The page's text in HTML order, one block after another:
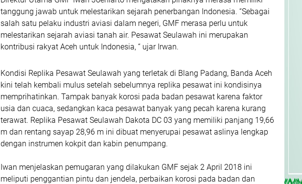
tanggung jawab untuk melestarikan sejarah penerbangan Indonesia. “Sebagai
salah satu pelaku industri aviasi dalam negeri, GMF merasa perlu untuk
melestarikan sejarah aviasi tanah air. Pesawat Seulawah ini merupakan
kontribusi rakyat Aceh untuk Indonesia, “ ujar Irwan.
Kondisi Replika Pesawat Seulawah yang terletak di Blang Padang, Banda Aceh
kini telah kembali mulus setelah sebelumnya replika pesawat ini kondisinya
memprihatinkan. Tampak banyak korosi pada badan pesawat karena faktor
usia dan cuaca, sedangkan kaca pesawat banyak yang pecah karena kurang
terawat. Replika Pesawat Seulawah Dakota DC 03 yang memiliki panjang 19,66
m dan rentang sayap 28,96 m ini dibuat menyerupai pesawat aslinya lengkap
dengan instrumen kokpit dan kabin penumpang.
Iwan menjelaskan pemugaran yang dilakukan GMF sejak 2 April 2018 ini
meliputi penggantian pintu dan jendela, perbaikan korosi pada badan dan